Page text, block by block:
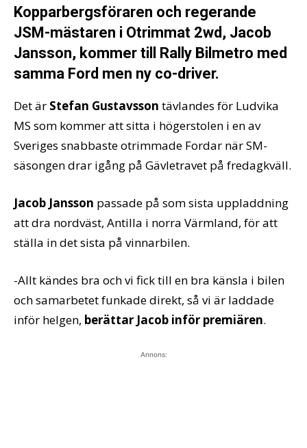
Kopparbergsföraren och regerande
JSM-mästaren i Otrimmat 2wd, Jacob
Jansson, kommer till Rally Bilmetro med
samma Ford men ny co-driver.
Det är Stefan Gustavsson tävlandes för Ludvika
MS som kommer att sitta i högerstolen i en av
Sveriges snabbaste otrimmade Fordar när SM-
säsongen drar igång på Gävletravet på fredagkväll.
Jacob Jansson passade på som sista uppladdning
att dra nordväst, Antilla i norra Värmland, för att
ställa in det sista på vinnarbilen.
-Allt kändes bra och vi fick till en bra känsla i bilen
och samarbetet funkade direkt, så vi är laddade
inför helgen, berättar Jacob inför premiären.
Annons: